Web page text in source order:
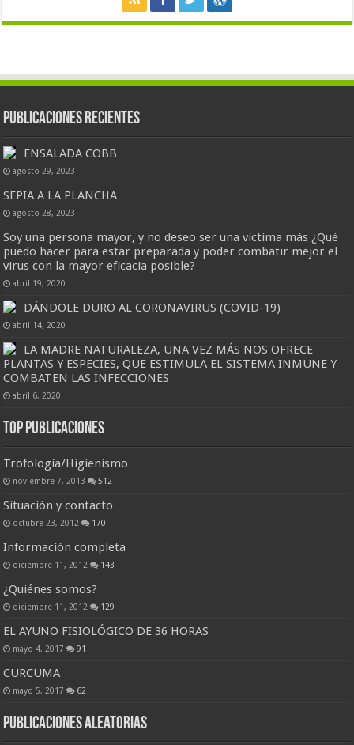
Publicaciones Recientes
ENSALADA COBB
agosto 29, 2023
SEPIA A LA PLANCHA
agosto 28, 2023
Soy una persona mayor, y no deseo ser una víctima más ¿Qué
puedo hacer para estar preparada y poder combatir mejor el
virus con la mayor eficacia posible?
abril 19, 2020
DÁNDOLE DURO AL CORONAVIRUS (COVID-19)
abril 14, 2020
LA MADRE NATURALEZA, UNA VEZ MÁS NOS OFRECE
PLANTAS Y ESPECIES, QUE ESTIMULA EL SISTEMA INMUNE Y
COMBATEN LAS INFECCIONES
abril 6, 2020
Top Publicaciones
Trofología/Higienismo
noviembre 7, 2013 512
Situación y contacto
octubre 23, 2012 170
Información completa
diciembre 11, 2012 143
¿Quiénes somos?
diciembre 11, 2012 129
EL AYUNO FISIOLÓGICO DE 36 HORAS
mayo 4, 2017 91
CURCUMA
mayo 5, 2017 62
Publicaciones Aleatorias